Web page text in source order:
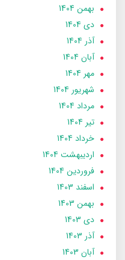
بهمن 1404
دی 1404
آذر 1404
آبان 1404
مهر 1404
شهریور 1404
مرداد 1404
تير 1404
خرداد 1404
ارديبهشت 1404
فروردین 1404
اسفند 1403
بهمن 1403
دی 1403
آذر 1403
آبان 1403